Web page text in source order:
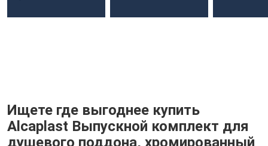
Ищете где выгоднее купить
Alcaplast Выпускной комплект для
душевого поддона, хромированный